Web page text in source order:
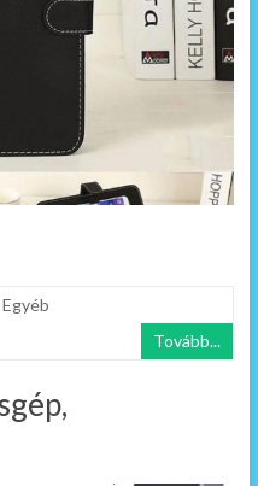
Egyéb
Tovább...